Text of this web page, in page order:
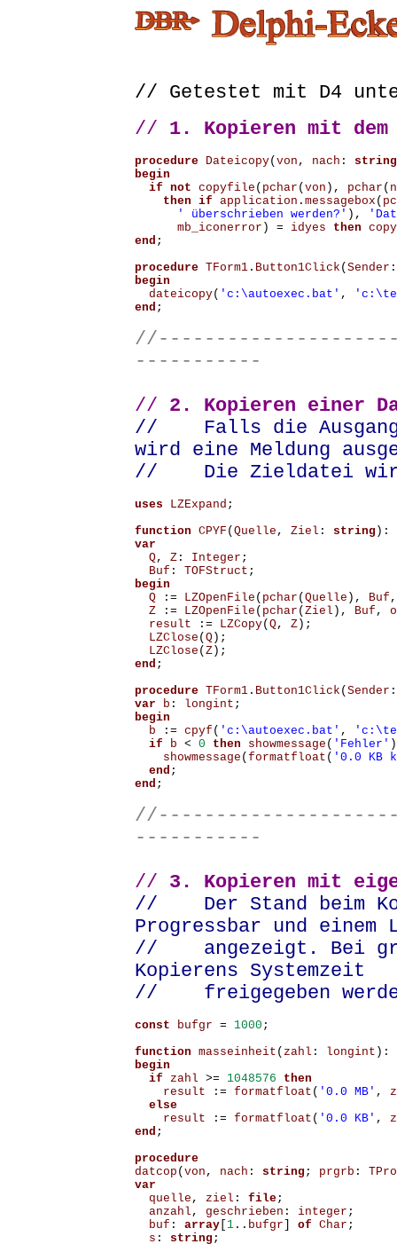
// Getestet mit D4
// 1. Kopieren mit
procedure Dateicopy( von , nach : string
begin
if not copyfile ( pchar ( von ), pchar (
then if application . messagebox (
' überschrieben werden?' ),
mb_iconerror ) = idyes then
end ;
procedure TForm1. Button1Click ( Sender :
begin
dateicopy( 'c:\autoexec.bat' ,
end ;
-----------
// 2. Kopieren einer
// Falls die
wird eine Meldung
// Die Zieldatei wird
uses LZExpand ;
function CPYF ( Quelle , Ziel : string ):
var
Q, Z: Integer ;
Buf : TOFStruct ;
begin
Q
:= LZOpenFile ( pchar ( Quelle ), Buf ,
Z
:= LZOpenFile ( pchar ( Ziel ), Buf ,
result
:= LZCopy( Q, Z);
LZClose ( Q);
LZClose ( Z);
end ;
procedure TForm1. Button1Click ( Sender :
var
b : longint ;
begin
b
:= cpyf ( 'c:\autoexec.bat' ,
if
b < 0 then showmessage ( 'Fehler' )
showmessage ( formatfloat ( '0.0 KB
end ;
end ;
-----------
// 3. Kopieren mit
// Der Stand beim
Progressbar und einem
// angezeigt. Bei
Kopierens Systemzeit
// freigegeben
const bufgr = 1000 ;
function masseinheit ( zahl : longint ):
begin
if
zahl >= 1048576
then
result
:= formatfloat ( '0.0 MB' ,
else
result
:= formatfloat ( '0.0 KB' ,
end ;
procedure
datcop ( von , nach : string ; prgrb :
var
quelle , ziel : file;
anzahl , geschrieben : integer ;
buf : array[ 1.. bufgr of Char ;
s : string ;